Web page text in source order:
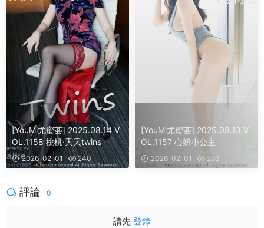
[YouMi尤蜜荟] 2025.08.14 V
OL.1158 桃桃·夭夭twins
2026-02-01 240
[YouMi尤蜜荟] 2025.08.13 V
OL.1157 心妍小公主
2026-02-01 263
評論 0
請先 登錄